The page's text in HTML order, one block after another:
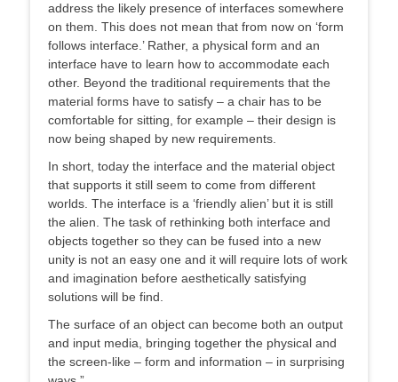
address the likely presence of interfaces somewhere
on them. This does not mean that from now on ‘form
follows interface.’ Rather, a physical form and an
interface have to learn how to accommodate each
other. Beyond the traditional requirements that the
material forms have to satisfy – a chair has to be
comfortable for sitting, for example – their design is
now being shaped by new requirements.
In short, today the interface and the material object
that supports it still seem to come from different
worlds. The interface is a ‘friendly alien’ but it is still
the alien. The task of rethinking both interface and
objects together so they can be fused into a new
unity is not an easy one and it will require lots of work
and imagination before aesthetically satisfying
solutions will be find.
The surface of an object can become both an output
and input media, bringing together the physical and
the screen-like – form and information – in surprising